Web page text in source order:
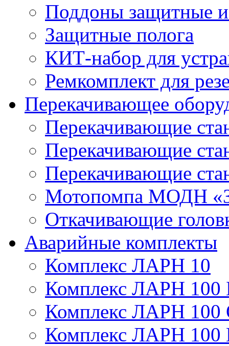
Поддоны защитные
Защитные полога
КИТ-набор для
Ремкомплект для
Перекачивающее
Перекачивающие
Перекачивающие
Перекачивающие
Мотопомпа МОДН
Откачивающие
Аварийные комплекты
Комплекс ЛАРН 10
Комплекс ЛАРН 100
Комплекс ЛАРН 100
Комплекс ЛАРН 100